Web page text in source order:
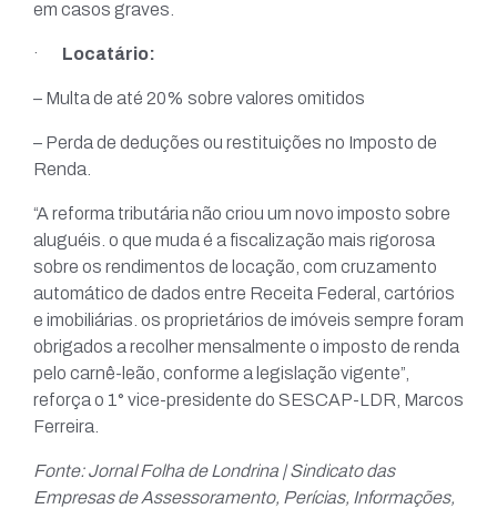
em casos graves.
· Locatário:
– Multa de até 20% sobre valores omitidos
– Perda de deduções ou restituições no Imposto de
Renda.
“A reforma tributária não criou um novo imposto sobre
aluguéis. o que muda é a fiscalização mais rigorosa
sobre os rendimentos de locação, com cruzamento
automático de dados entre Receita Federal, cartórios
e imobiliárias. os proprietários de imóveis sempre foram
obrigados a recolher mensalmente o imposto de renda
pelo carnê-leão, conforme a legislação vigente”,
reforça o 1° vice-presidente do SESCAP-LDR, Marcos
Ferreira.
Fonte: Jornal Folha de Londrina | Sindicato das
Empresas de Assessoramento, Perícias, Informações,